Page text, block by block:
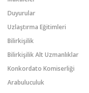
Duyurular
Uzlaştırma Eğitimleri
Bilirkişilik
Bilirkişilik Alt Uzmanlıklar
Konkordato Komiserliği
Arabuluculuk